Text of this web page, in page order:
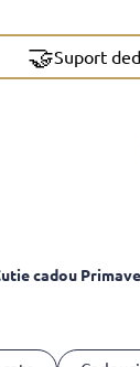
🤝Suport
cadou